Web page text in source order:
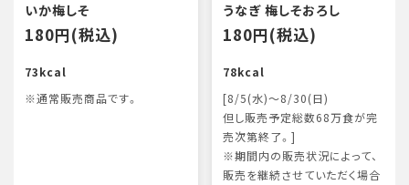
いか梅しそ
180円(税込)
73kcal
※通常販売商品です。
うなぎ 梅しそおろし
180円(税込)
78kcal
[8/5(水)～8/30(日)
但し販売予定総数68万食が完
売次第終了。]
※期間内の販売状況によって、
販売を継続させていただく場合